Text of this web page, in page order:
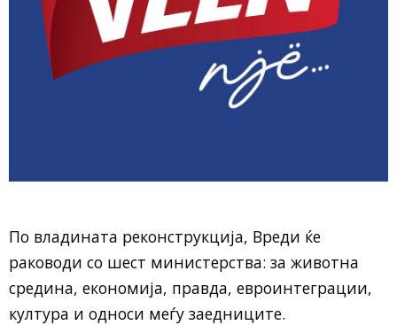
По владината реконструкција, Вреди ќе
раководи со шест министерства: за животна
средина, економија, правда, евроинтеграции,
култура и односи меѓу заедниците.